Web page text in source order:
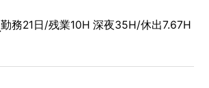
勤務21日/残業10H 深夜35H/休出7.67H